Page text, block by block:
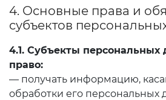
4. Основные права и
субъектов
4.1. Субъекты
право:
— получать информацию,
обработки его персональных